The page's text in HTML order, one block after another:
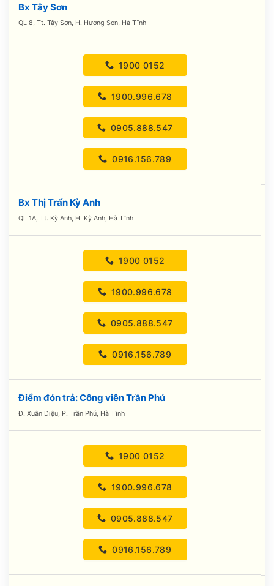
Bx Tây Sơn
QL 8, Tt. Tây Sơn, H. Hương Sơn, Hà Tĩnh
1900 0152
1900.996.678
0905.888.547
0916.156.789
Bx Thị Trấn Kỳ Anh
QL 1A, Tt. Kỳ Anh, H. Kỳ Anh, Hà Tĩnh
1900 0152
1900.996.678
0905.888.547
0916.156.789
Điểm đón trả: Công viên Trần Phú
Đ. Xuân Diệu, P. Trần Phú, Hà Tĩnh
1900 0152
1900.996.678
0905.888.547
0916.156.789